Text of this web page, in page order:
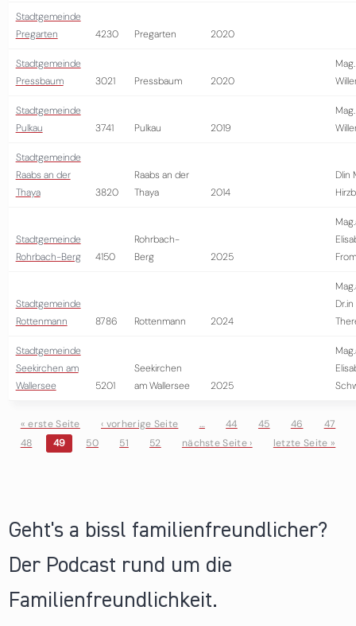
Stadtgemeinde
Pregarten
4230 Pregarten 2020
Stadtgemeinde
Pressbaum
3021 Pressbaum 2020
Stadtgemeinde
Pulkau
3741 Pulkau 2019
Stadtgemeinde
Raabs an der
Thaya
3820
Raabs an der
Thaya
2014
DIin
Stadtgemeinde
Rohrbach-Berg
4150
Rohrbach-
Berg
2025
Stadtgemeinde
Rottenmann
8786 Rottenmann 2024
Stadtgemeinde
Seekirchen am
Wallersee
5201
Seekirchen
am Wallersee
2025
Seiten
« erste Seite ‹ vorherige Seite … 44 45 46
47
48
49 50 51 52 nächste Seite › letzte Seite »
Geht's a bissl familienfreundlicher?
Der Podcast rund um die
Familienfreundlichkeit.